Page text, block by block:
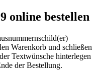
online bestellen
Warenkorb und schließen
Textwünsche hinterlegen
der Bestellung.